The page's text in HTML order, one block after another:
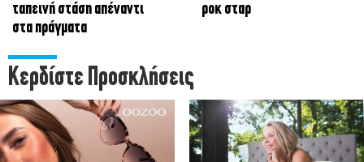
ταπεινή στάση απέναντι
στα πράγματα
ροκ σταρ
Κερδίστε Προσκλήσεις